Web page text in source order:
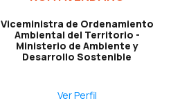
Viceministra de Ordenamiento
Ambiental del Territorio -
Ministerio de Ambiente y
Desarrollo Sostenible
Ver Perfil